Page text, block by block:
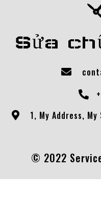
Sửa
1, My Address,
© 2022